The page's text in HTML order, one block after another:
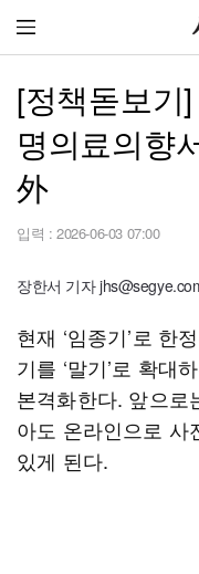
[정책돋보기
명의료의향
外
입력 : 2026-06-03 07:00
장한서 기자
현재 ‘임종기’로 한
기를 ‘말기’로 확대
본격화한다. 앞으로
아도 온라인으로 사
있게 된다.